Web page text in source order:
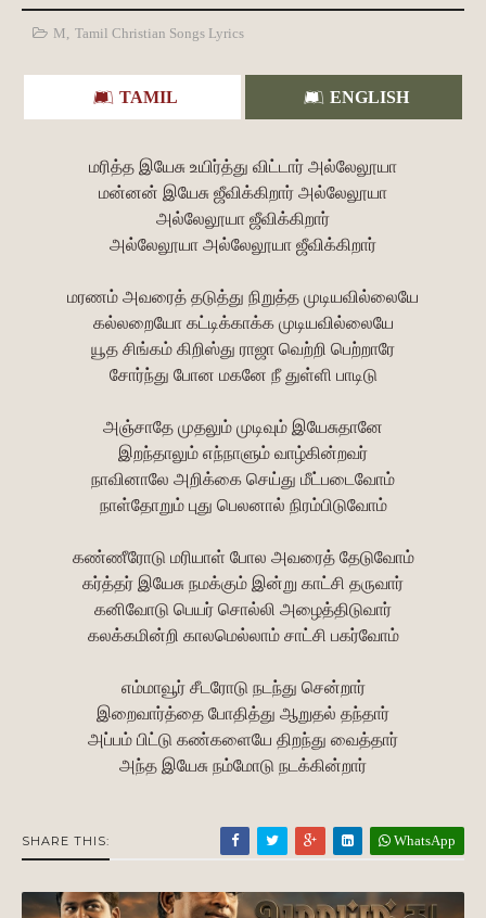
M, Tamil Christian Songs Lyrics
TAMIL ENGLISH
மரித்த இயேசு உயிர்த்து விட்டார் அல்லேலூயா
மன்னன் இயேசு ஜீவிக்கிறார் அல்லேலூயா
அல்லேலூயா ஜீவிக்கிறார்
அல்லேலூயா அல்லேலூயா ஜீவிக்கிறார்
மரணம் அவரைத் தடுத்து நிறுத்த முடியவில்லையே
கல்லறையோ கட்டிக்காக்க முடியவில்லையே
யூத சிங்கம் கிறிஸ்து ராஜா வெற்றி பெற்றாரே
சோர்ந்து போன மகனே நீ துள்ளி பாடிடு
அஞ்சாதே முதலும் முடிவும் இயேசுதானே
இறந்தாலும் எந்நாளும் வாழ்கின்றவர்
நாவினாலே அறிக்கை செய்து மீட்படைவோம்
நாள்தோறும் புது பெலனால் நிரம்பிடுவோம்
கண்ணீரோடு மரியாள் போல அவரைத் தேடுவோம்
கர்த்தர் இயேசு நமக்கும் இன்று காட்சி தருவார்
கனிவோடு பெயர் சொல்லி அழைத்திடுவார்
கலக்கமின்றி காலமெல்லாம் சாட்சி பகர்வோம்
எம்மாவூர் சீடரோடு நடந்து சென்றார்
இறைவார்த்தை போதித்து ஆறுதல் தந்தார்
அப்பம் பிட்டு கண்களையே திறந்து வைத்தார்
அந்த இயேசு நம்மோடு நடக்கின்றார்
SHARE THIS: WhatsApp